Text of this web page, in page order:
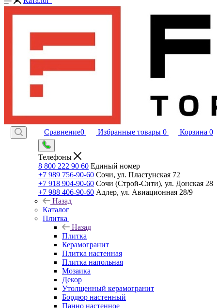
Сравнение0 Избранные товары 0 Корзина 0
Телефоны
8 800 222 90 60 Единый номер
+7 989 756-90-60 Сочи, ул. Пластунская 72
+7 918 904-90-60 Сочи (Строй-Сити), ул. Донская 28
+7 988 406-90-60 Адлер, ул. Авиационная 28/9
Назад
Каталог
Плитка
Назад
Плитка
Керамогранит
Плитка настенная
Плитка напольная
Мозаика
Декор
Утолщенный керамогранит
Бордюр настенный
Панно настенное